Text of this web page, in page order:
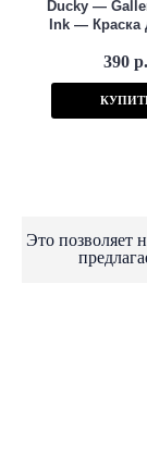
Ducky —
Ink — Краска
390 р.
Это позволяет